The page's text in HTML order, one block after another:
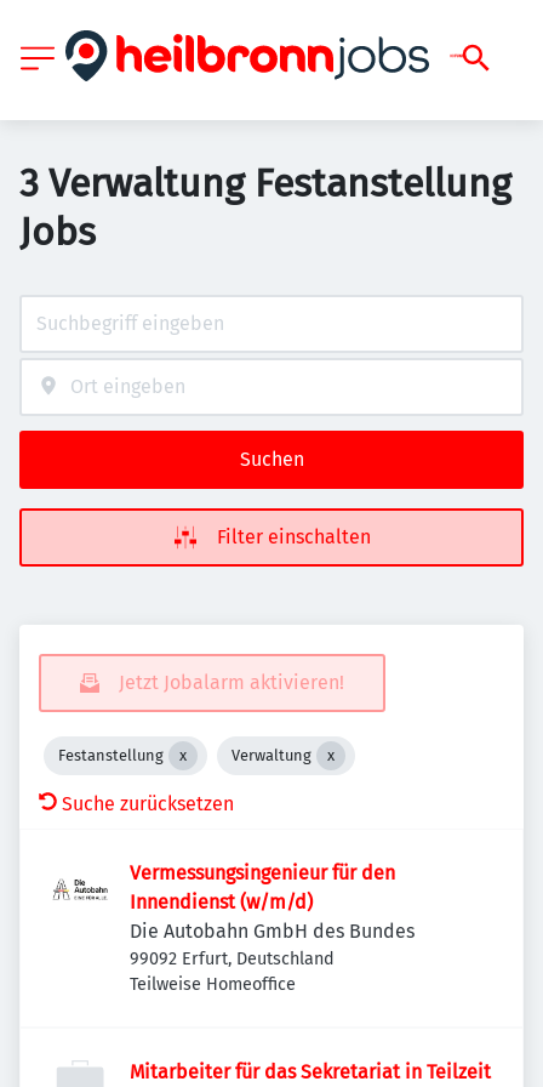
3 Verwaltung Festanstellung
Jobs
Suchen
Filter einschalten
Jetzt Jobalarm aktivieren!
Festanstellung Verwaltung
Suche zurücksetzen
Vermessungsingenieur für den
Innendienst (w/m/d)
Die Autobahn GmbH des Bundes
99092 Erfurt, Deutschland
Teilweise Homeoffice
Mitarbeiter für das Sekretariat in Teilzeit